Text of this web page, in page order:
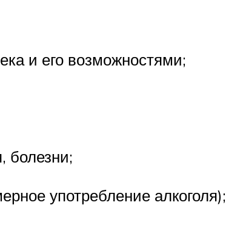
и его возможностями;
болезни;
употребление алкоголя);